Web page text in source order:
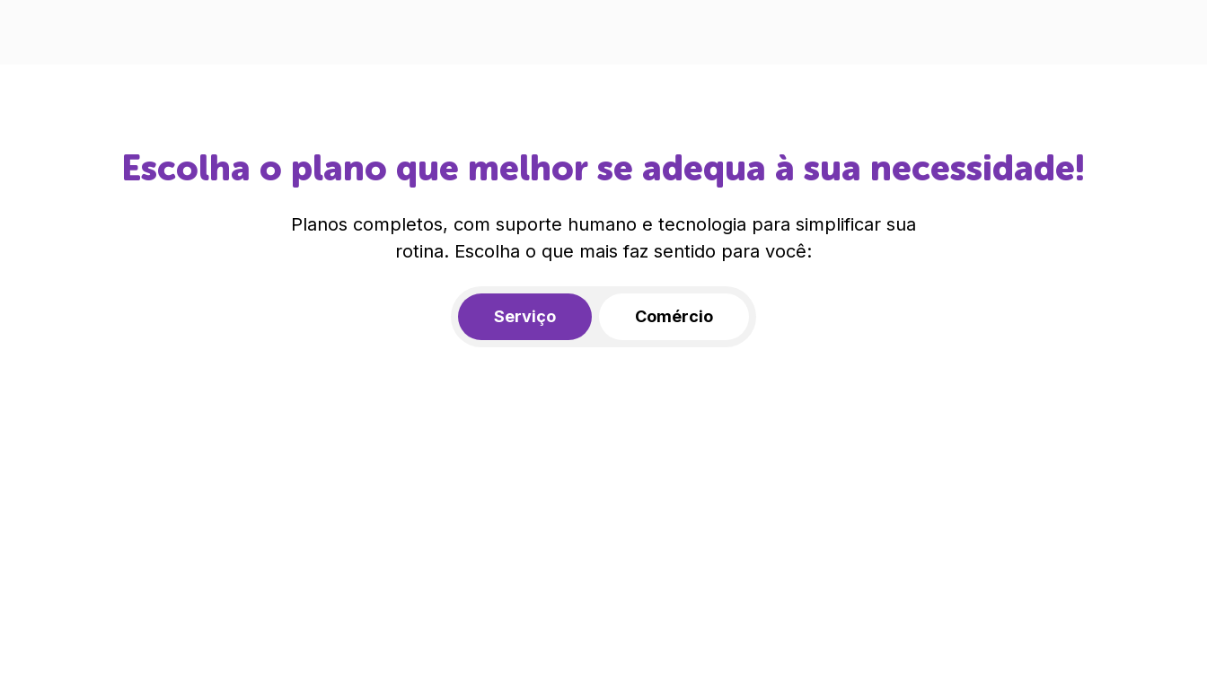
Escolha o plano que melhor se adequa à sua necessidade!
Planos completos, com suporte humano e tecnologia para simplificar sua
rotina. Escolha o que mais faz sentido para você:
Serviço Comércio